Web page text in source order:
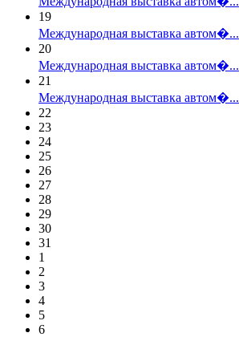
19
Международная выставка автом�...
20
Международная выставка автом�...
21
Международная выставка автом�...
22
23
24
25
26
27
28
29
30
31
1
2
3
4
5
6